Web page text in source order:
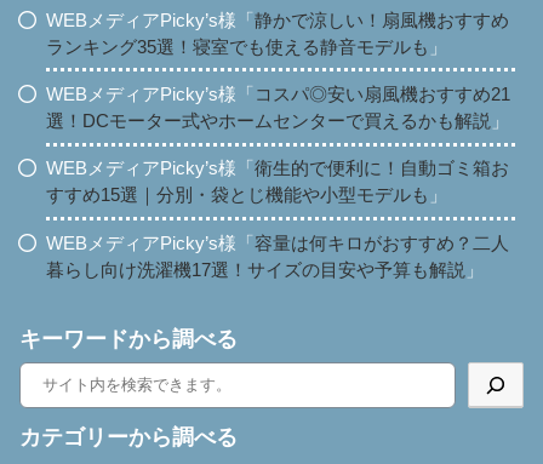
WEBメディアPicky’s様「静かで涼しい！扇風機おすすめ
ランキング35選！寝室でも使える静音モデルも 」
WEBメディアPicky’s様「 コスパ◎安い扇風機おすすめ21
選！DCモーター式やホームセンターで買えるかも解説 」
WEBメディアPicky’s様「衛生的で便利に！自動ゴミ箱お
すすめ15選｜分別・袋とじ機能や小型モデルも 」
WEBメディアPicky’s様「容量は何キロがおすすめ？二人
暮らし向け洗濯機17選！サイズの目安や予算も解説 」
キーワードから調べる
カテゴリーから調べる